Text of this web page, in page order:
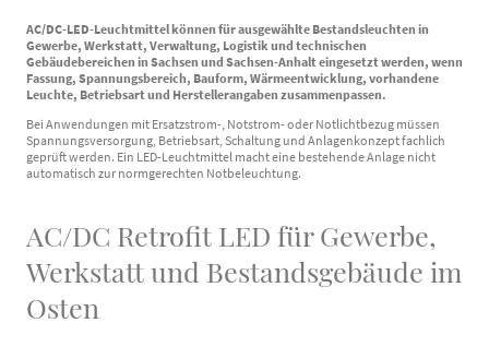
AC/DC-LED-Leuchtmittel können für ausgewählte Bestandsleuchten in
Gewerbe, Werkstatt, Verwaltung, Logistik und technischen
Gebäudebereichen in Sachsen und Sachsen-Anhalt eingesetzt werden, wenn
Fassung, Spannungsbereich, Bauform, Wärmeentwicklung, vorhandene
Leuchte, Betriebsart und Herstellerangaben zusammenpassen.
Bei Anwendungen mit Ersatzstrom-, Notstrom- oder Notlichtbezug müssen
Spannungsversorgung, Betriebsart, Schaltung und Anlagenkonzept fachlich
geprüft werden. Ein LED-Leuchtmittel macht eine bestehende Anlage nicht
automatisch zur normgerechten Notbeleuchtung.
AC/DC Retrofit LED für Gewerbe,
Werkstatt und Bestandsgebäude im
Osten